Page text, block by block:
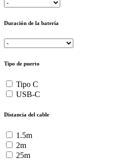
Duración de la batería
Tipo de puerto
Tipo C
USB-C
Distancia del cable
1.5m
2m
25m